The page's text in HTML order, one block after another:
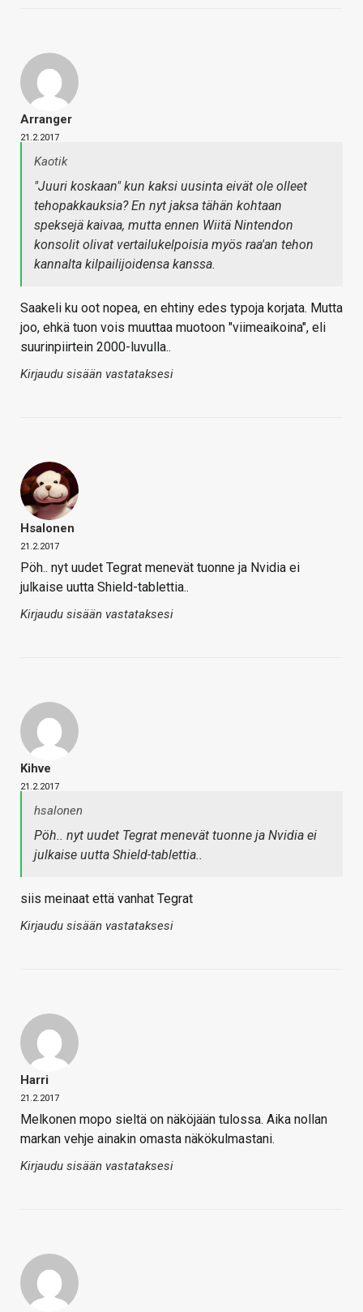
Arranger
21.2.2017
Kaotik
"Juuri koskaan" kun kaksi uusinta eivät ole olleet
tehopakkauksia? En nyt jaksa tähän kohtaan
speksejä kaivaa, mutta ennen Wiitä Nintendon
konsolit olivat vertailukelpoisia myös raa'an tehon
kannalta kilpailijoidensa kanssa.
Saakeli ku oot nopea, en ehtiny edes typoja korjata. Mutta
joo, ehkä tuon vois muuttaa muotoon "viimeaikoina", eli
suurinpiirtein 2000-luvulla..
Kirjaudu sisään vastataksesi
Hsalonen
21.2.2017
Pöh.. nyt uudet Tegrat menevät tuonne ja Nvidia ei
julkaise uutta Shield-tablettia..
Kirjaudu sisään vastataksesi
Kihve
21.2.2017
hsalonen
Pöh.. nyt uudet Tegrat menevät tuonne ja Nvidia ei
julkaise uutta Shield-tablettia..
siis meinaat että vanhat Tegrat
Kirjaudu sisään vastataksesi
Harri
21.2.2017
Melkonen mopo sieltä on näköjään tulossa. Aika nollan
markan vehje ainakin omasta näkökulmastani.
Kirjaudu sisään vastataksesi